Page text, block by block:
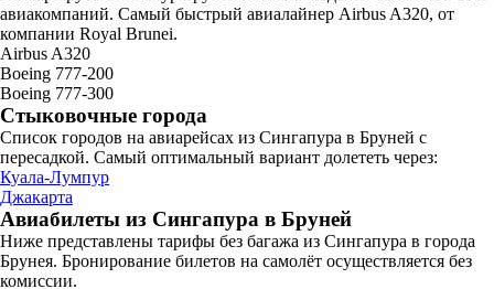
авиакомпаний. Самый быстрый авиалайнер Airbus A320, от
компании Royal Brunei.
Airbus A320
Boeing 777-200
Boeing 777-300
Стыковочные города
Список городов на авиарейсах из Сингапура в Бруней с
пересадкой. Самый оптимальный вариант долететь через:
Куала-Лумпур
Джакарта
Авиабилеты из Сингапура в Бруней
Ниже представлены тарифы без багажа из Сингапура в города
Брунея. Бронирование билетов на самолёт осуществляется без
комиссии.